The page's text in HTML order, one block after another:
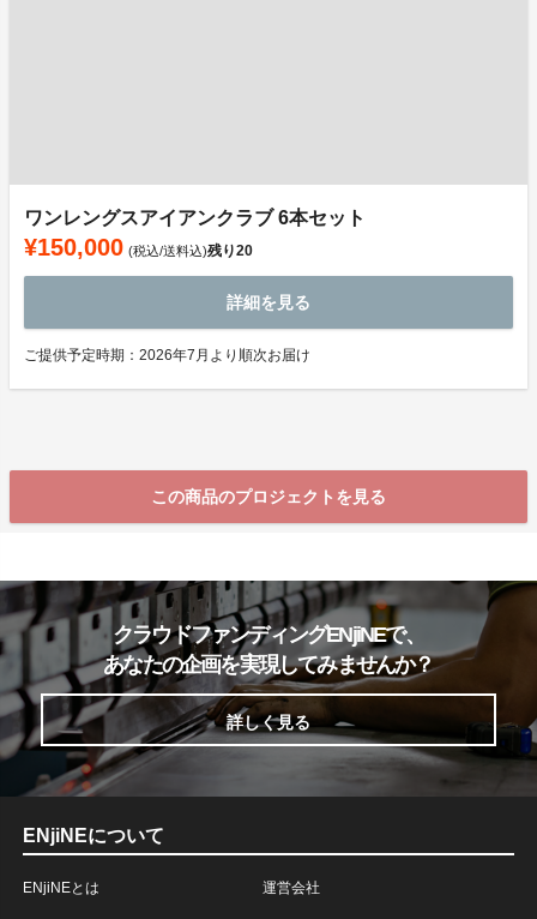
ワンレングスアイアンクラブ 6本セット
¥150,000 (税込/送料込)残り20
詳細を見る
ご提供予定時期：2026年7月より順次お届け
この商品のプロジェクトを見る
クラウドファンディングENjiNEで、
あなたの企画を実現してみませんか？
詳しく見る
ENjiNEについて
ENjiNEとは 運営会社